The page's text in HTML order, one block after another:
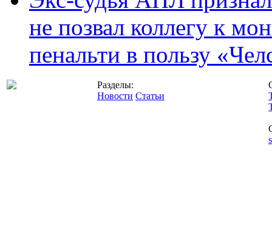
не позвал коллегу к
пенальти в пользу
Разделы:
Новости Статьи